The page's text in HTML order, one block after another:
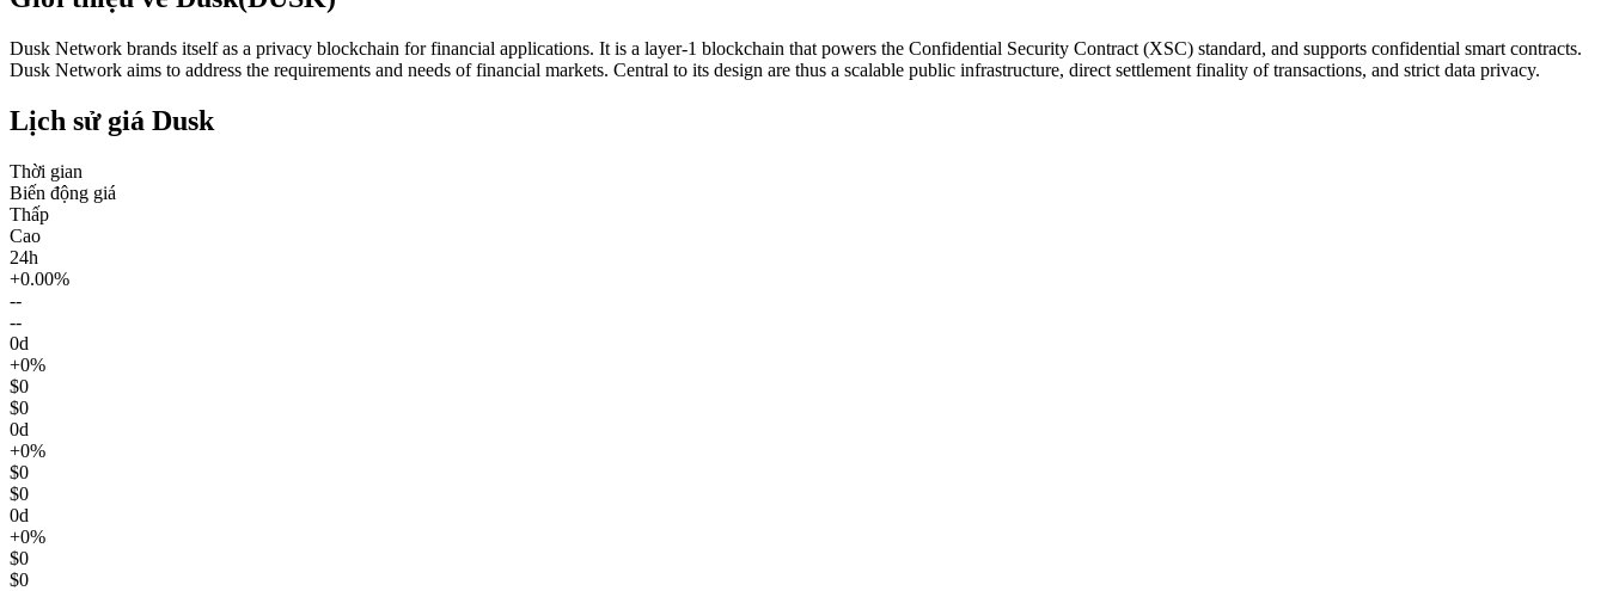
Dusk Network brands itself as a privacy blockchain for financial applications. It is a layer-1 blockchain that powers the Confidential Security Contract (XSC) standard, and supports confidential smart contracts.
Dusk Network aims to address the requirements and needs of financial markets. Central to its design are thus a scalable public infrastructure, direct settlement finality of transactions, and strict data privacy.
Lịch sử giá Dusk
Thời gian
Biến động giá
Thấp
Cao
24h
+0.00%
--
--
0d
+0%
$0
$0
0d
+0%
$0
$0
0d
+0%
$0
$0